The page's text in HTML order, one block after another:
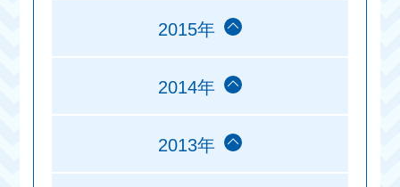
2015年
2014年
2013年